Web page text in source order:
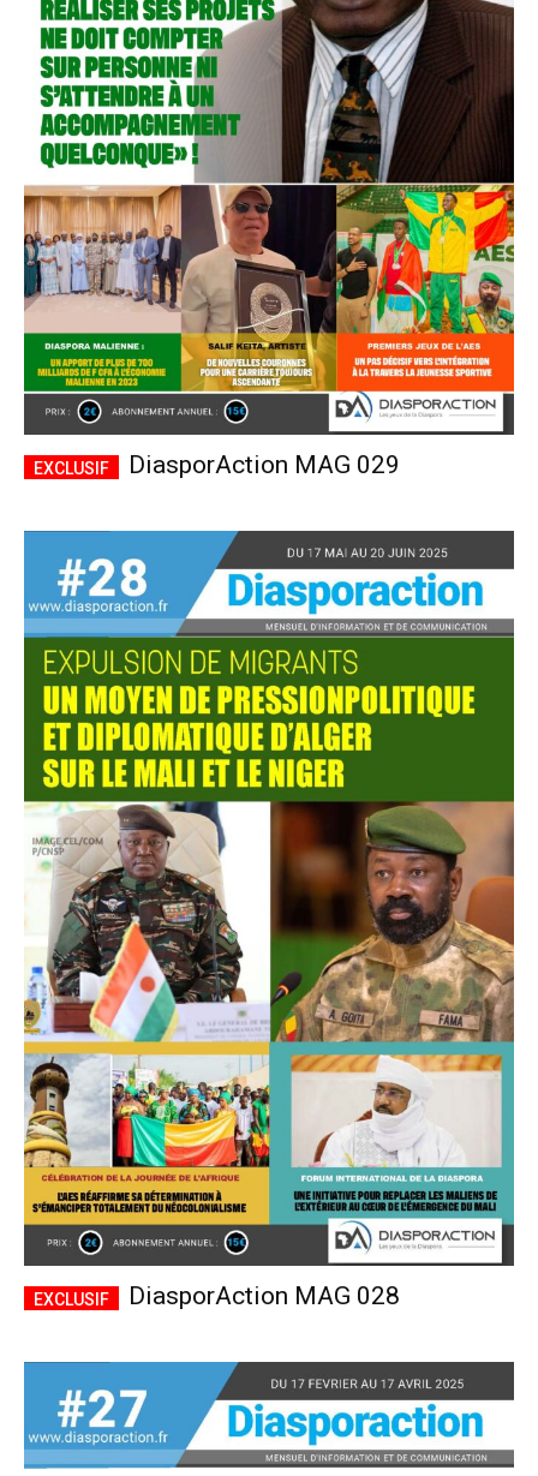
DiasporAction MAG 029
DiasporAction MAG 028